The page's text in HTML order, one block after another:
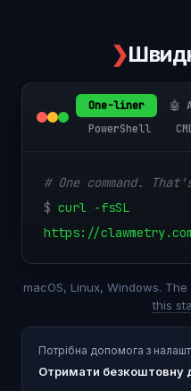
❯
One-liner 🤖
PowerShell
# One command.
$ curl -fsSL
https://
macOS, Linux, Windows.
this
Потрібна допомога з
Отримати безкоштовну